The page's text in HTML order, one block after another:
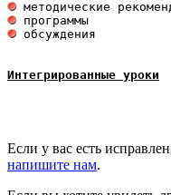
обсуждения
Интегрированные уроки
Если у вас есть
напишите нам.